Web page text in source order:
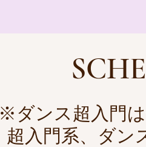
※ダンス超入門
超入門系、ダン